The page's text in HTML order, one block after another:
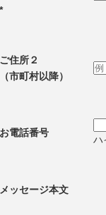
*
ご住所２
（市町村以降）
お電話番号
ハ
メッセージ本文